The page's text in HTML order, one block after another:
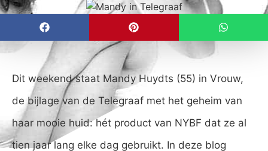
Dit weekend staat Mandy Huydts (55) in Vrouw,
de bijlage van de Telegraaf met het geheim van
haar mooie huid: hét product van NYBF dat ze al
tien jaar lang elke dag gebruikt. In deze blog